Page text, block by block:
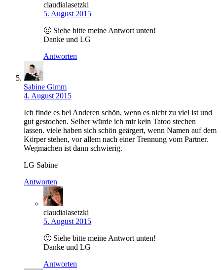
claudialasetzki
5. August 2015
🙂 Siehe bitte meine Antwort unten!
Danke und LG
Antworten
Sabine Gimm
4. August 2015
Ich finde es bei Anderen schön, wenn es nicht zu viel ist und
gut gestochen. Selber würde ich mir kein Tatoo stechen
lassen. viele haben sich schön geärgert, wenn Namen auf dem
Körper stehen, vor allem nach einer Trennung vom Partner.
Wegmachen ist dann schwierig.
LG Sabine
Antworten
claudialasetzki
5. August 2015
🙂 Siehe bitte meine Antwort unten!
Danke und LG
Antworten